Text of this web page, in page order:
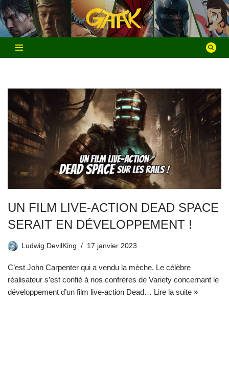
Aller
au
contenu
UN FILM LIVE-ACTION DEAD SPACE
SERAIT EN DÉVELOPPEMENT !
Ludwig DevilKing 17 janvier 2023
C’est John Carpenter qui a vendu la mèche. Le célèbre
réalisateur s’est confié à nos confrères de Variety concernant le
développement d’un film live-action Dead… Lire la suite »